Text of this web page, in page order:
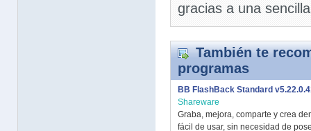
gracias a una
También te
programas
BB FlashBack Standard
Shareware
Graba, mejora, comparte y crea
fácil de usar, sin necesidad de